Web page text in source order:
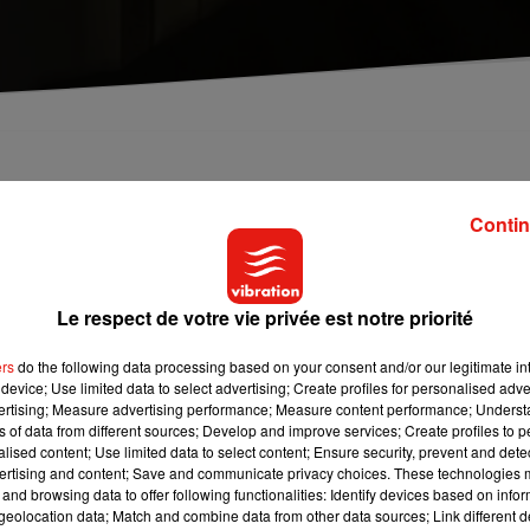
tribunal correctionnel d'Angers. Tous sont
commis durant l'été 2013. A chaque fois, les
d'entreprises mais aussi et surtout à des
cambrioleurs. Selon
dans des vols à répétition commis dans des mairies, des
2013. Au total : 42 cambriolages ont été recensés en l’espace
son jugement en délibéré le 9 juin prochain.
Le respect de votre vie privée est notre priorité
do the following data processing based on your consent and/or our legitimate
Use limited data to select advertising; Create profiles for personalised
Measure advertising performance; Measure content performance;
of data from different sources; Develop and improve services; Create profiles to
content; Use limited data to select content; Ensure security, prevent and
and content; Save and communicate privacy choices. These technologies
browsing data to offer following functionalities: Identify devices based on
data; Match and combine data from other data sources; Link different